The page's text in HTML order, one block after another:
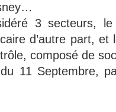
3 secteurs, le
d’autre part,
composé de
11 Septembre,